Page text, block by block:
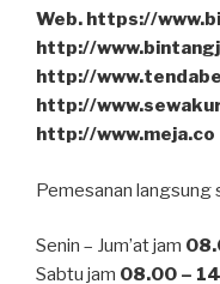
Web. https://
http://
http://
http://
http://www.meja.co
Pemesanan langsung
Senin – Jum’at jam
Sabtu jam 08.00 –